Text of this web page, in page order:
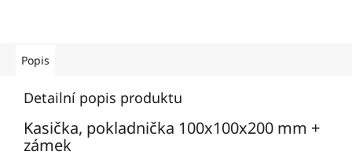
Popis
Detailní popis produktu
Kasička, pokladnička 100x100x200 mm +
zámek